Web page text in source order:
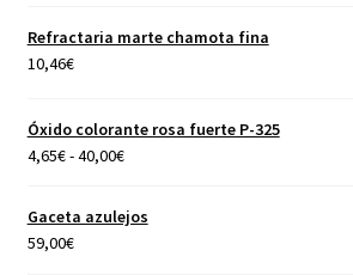
precios:
40,00€
Refractaria marte chamota fina
10,46€
Óxido colorante rosa fuerte P-325
4,65€-40,00€Rango
precios:
desde
Gaceta azulejos
59,00€